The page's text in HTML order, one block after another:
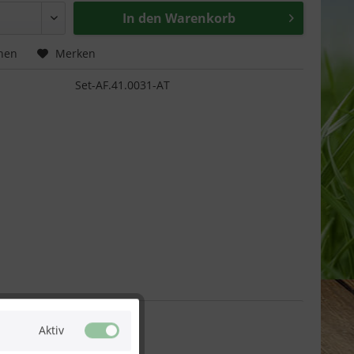
In den Warenkorb
Merken
Set-AF.41.0031-AT
Aktiv